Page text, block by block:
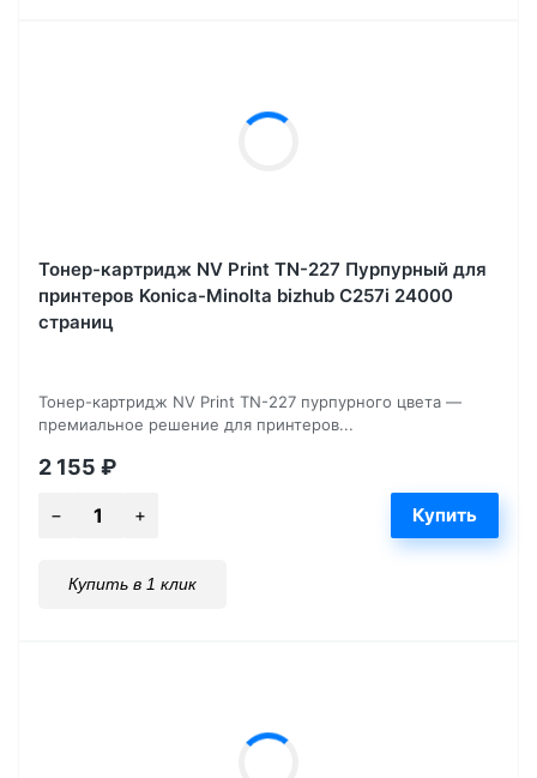
Тонер-картридж NV Print TN-227 Пурпурный для
принтеров Konica-Minolta bizhub C257i 24000
страниц
Тонер-картридж NV Print TN-227 пурпурного цвета —
премиальное решение для принтеров...
2 155 ₽
Купить в 1 клик